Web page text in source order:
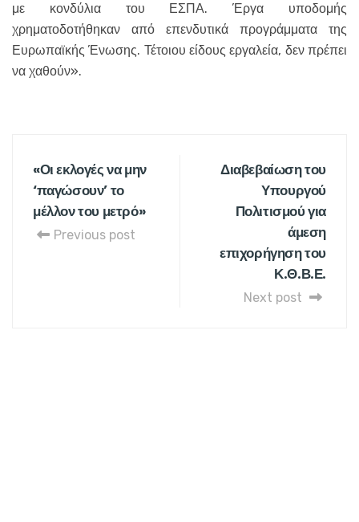
με κονδύλια του ΕΣΠΑ. Έργα υποδομής
χρηματοδοτήθηκαν από επενδυτικά προγράμματα της
Ευρωπαϊκής Ένωσης. Τέτοιου είδους εργαλεία, δεν πρέπει
να χαθούν».
«Οι εκλογές να μην
‘παγώσουν’ το
μέλλον του μετρό»
Previous post
Διαβεβαίωση του
Υπουργού
Πολιτισμού για
άμεση
επιχορήγηση του
Κ.Θ.Β.Ε.
Next post